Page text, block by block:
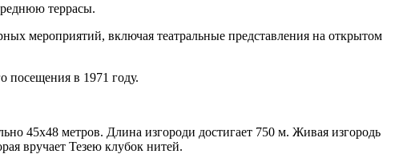
террасы.
мероприятий, включая театральные представления на открытом
посещения в 1971 году.
45х48 метров. Длина изгороди достигает 750 м. Живая изгородь
вручает Тезею клубок нитей.